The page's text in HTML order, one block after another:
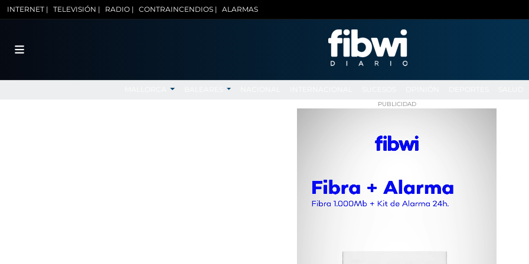
INTERNET | TELEVISIÓN | RADIO | CONTRAINCENDIOS | ALARMAS